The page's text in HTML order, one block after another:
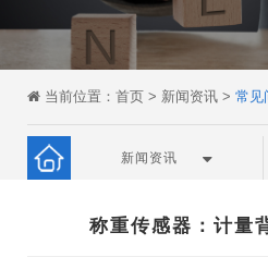
当前位置： 首页 > 新闻资讯 > 常见
新闻资讯
称重传感器：计量